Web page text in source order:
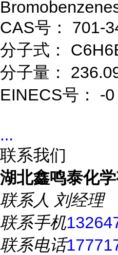
CAS号： 701-
分子式：
分子量：
EINECS号： -0
...
联系我们
湖北鑫鸣泰化
联系人 刘经理
联系手机
联系电话